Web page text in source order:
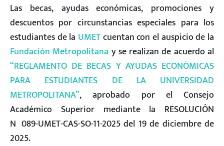
Las becas, ayudas económicas, promociones y
descuentos por circunstancias especiales para los
estudiantes de la UMETcuentan con el auspicio de la
Fundación Metropolitana y se realizan de acuerdo al
“REGLAMENTO DE BECAS Y AYUDAS ECONÓMICAS
PARA ESTUDIANTES DE LA UNIVERSIDAD
METROPOLITANA”, aprobado por el Consejo
Académico Superior mediante la RESOLUCIÓN
Nº089-UMET-CAS-SO-11-2025 del 19 de diciembre de
2025.